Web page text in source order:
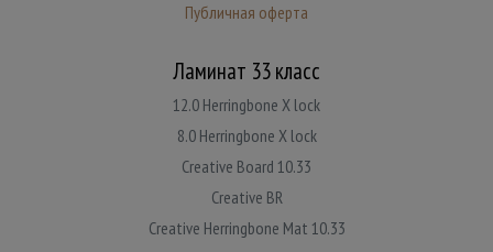
Публичная оферта
Ламинат 33 класс
12.0 Herringbone X lock
8.0 Herringbone X lock
Creative Board 10.33
Creative BR
Creative Herringbone Mat 10.33